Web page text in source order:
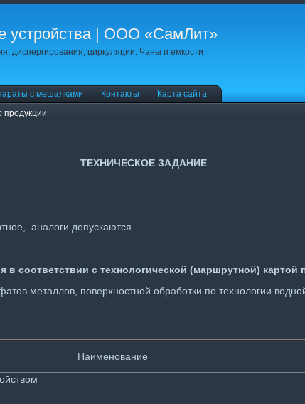
| ООО «СамЛит»
диспергирования, циркуляции. Чаны и емкости
с мешалками Контакты
Карта сайта
продукции
ТЕХНИЧЕСКОЕ ЗАДАНИЕ
аналоги допускаются.
соответствии с технологической (маршрутной) картой
металлов, поверхностной обработки по технологии
Наименование